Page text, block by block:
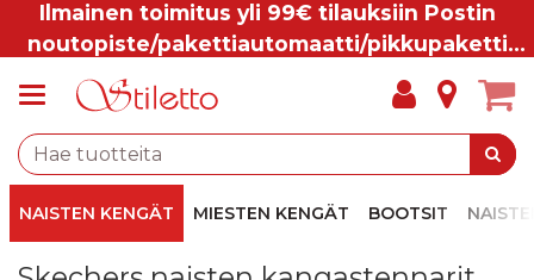
Ilmainen toimitus yli 99€ tilauksiin Postin
noutopiste/pakettiautomaatti/pikkupaketti
NAISTEN KENGÄT MIESTEN KENGÄT BOOTSIT